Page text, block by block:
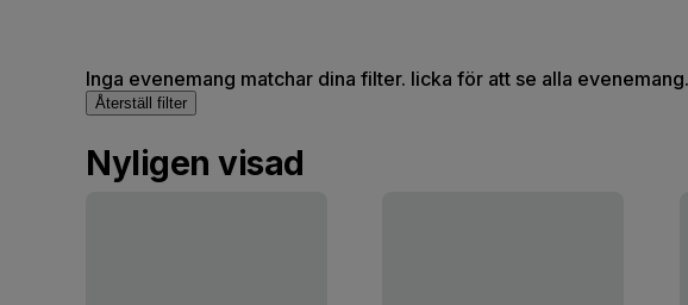
Inga evenemang matchar dina filter. licka för att se alla evenemang.
Återställ filter
Nyligen visad